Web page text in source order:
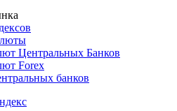
базу данных
Центральных Банков